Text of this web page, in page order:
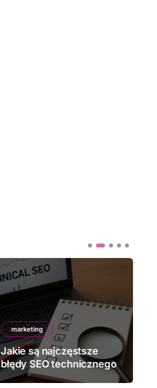
marketing
Jakie są najczęstsze
błędy SEO technicznego